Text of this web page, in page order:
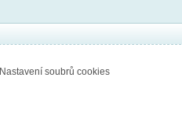
Nastavení soubrů cookies